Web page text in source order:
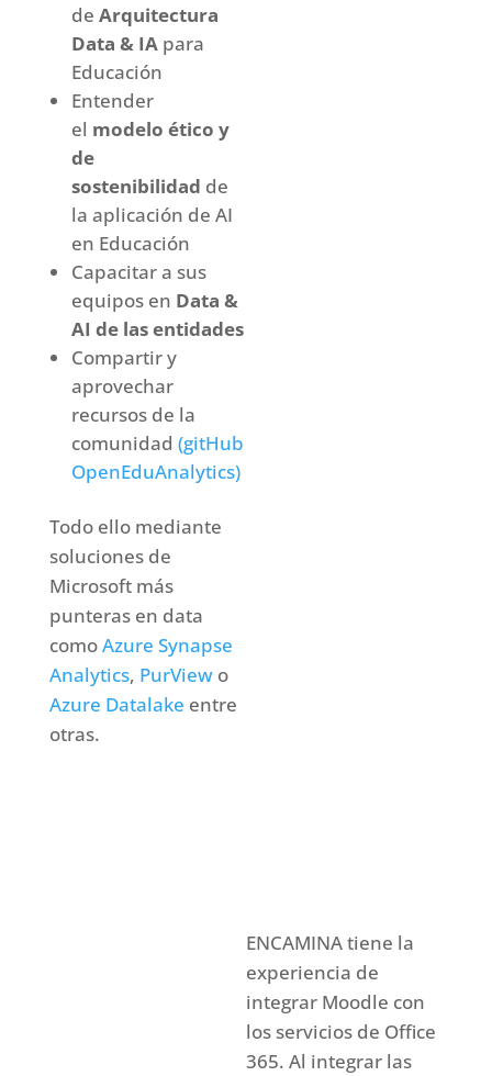
deArquitectura
Data & IA para
Educación
Entender
el modelo ético y
de
sostenibilidad de
la aplicación de AI
en Educación
Capacitar a sus
equipos en Data &
AI de las entidades
Compartir y
aprovechar
recursos de la
comunidad(gitHub
OpenEduAnalytics)
Todo ello mediante
soluciones de
Microsoft más
punteras en data
comoAzure Synapse
Analytics, PurViewo
Azure Datalake entre
otras.
ENCAMINA tiene la
experiencia de
integrar Moodle con
los servicios de Office
365. Al integrar las